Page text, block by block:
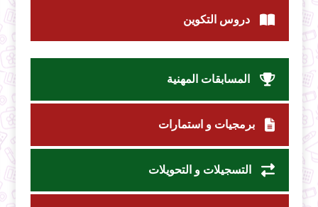
دروس التكوين
المسابقات المهنية
برمجيات و استمارات
التسجيلات و التحويلات